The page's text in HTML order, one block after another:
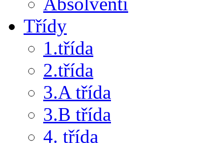
Třídy
1.třída
2.třída
3.A třída
3.B třída
4. třída